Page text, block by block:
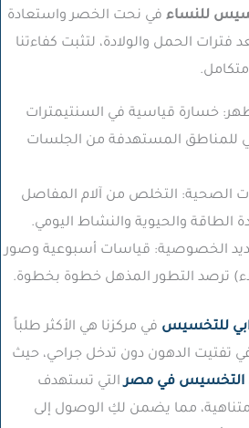
للنساء في نحت الخصر واستعادة
فترات الحمل والولادة، لتثبت كفاءتنا
متكامل.
خسارة قياسية في السنتيمترات
للمناطق المستهدفة من الجلسات
الصحية: التخلص من آلام المفاصل
الطاقة والحيوية والنشاط اليومي.
الخصوصية: قياسات أسبوعية وصور
ترصد التطور المذهل خطوة بخطوة.
للتخسيس في مركزنا هي الأكثر طلباً
تفتيت الدهون دون تدخل جراحي، حيث
التخسيس في مصرالتي تستهدف
مما يضمن لكِ الوصول إلى